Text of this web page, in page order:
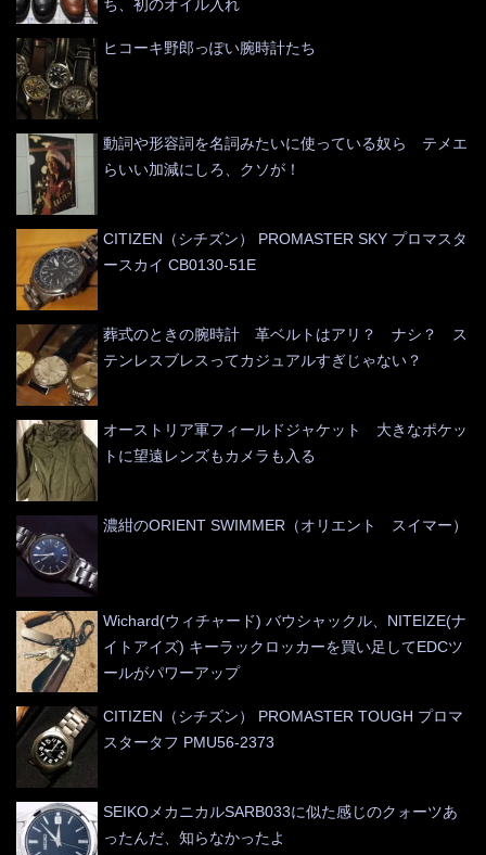
ち、初のオイル入れ
ヒコーキ野郎っぽい腕時計たち
動詞や形容詞を名詞みたいに使っている奴ら テメエ
らいい加減にしろ、クソが！
CITIZEN（シチズン） PROMASTER SKY プロマスタ
ースカイ CB0130-51E
葬式のときの腕時計 革ベルトはアリ？ ナシ？ ス
テンレスブレスってカジュアルすぎじゃない？
オーストリア軍フィールドジャケット 大きなポケッ
トに望遠レンズもカメラも入る
濃紺のORIENT SWIMMER（オリエント スイマー）
Wichard(ウィチャード) バウシャックル、NITEIZE(ナ
イトアイズ) キーラックロッカーを買い足してEDCツ
ールがパワーアップ
CITIZEN（シチズン） PROMASTER TOUGH プロマ
スタータフ PMU56-2373
SEIKOメカニカルSARB033に似た感じのクォーツあ
ったんだ、知らなかったよ